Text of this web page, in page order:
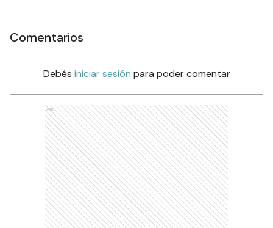
Comentarios
Debés iniciar sesión para poder comentar
Ads